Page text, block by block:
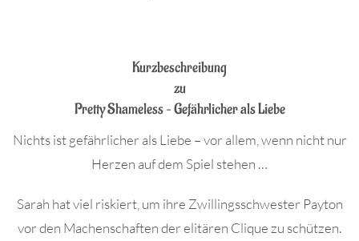
Kurzbeschreibung
zu
Pretty Shameless – Gefährlicher als Liebe
Nichts ist gefährlicher als Liebe – vor allem, wenn nicht nur
Herzen auf dem Spiel stehen …
Sarah hat viel riskiert, um ihre Zwillingsschwester Payton
vor den Machenschaften der elitären Clique zu schützen.